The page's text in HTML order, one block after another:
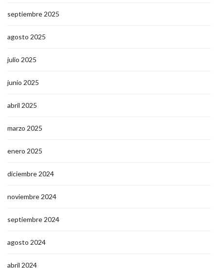
septiembre 2025
agosto 2025
julio 2025
junio 2025
abril 2025
marzo 2025
enero 2025
diciembre 2024
noviembre 2024
septiembre 2024
agosto 2024
abril 2024